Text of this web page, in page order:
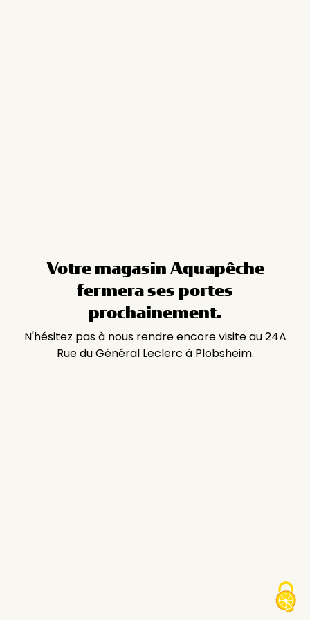
Votre magasin Aquapêche
fermera ses portes
prochainement.
N'hésitez pas à nous rendre encore visite au 24A
Rue du Général Leclerc à Plobsheim.